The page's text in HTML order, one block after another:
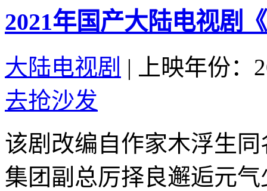
2021年国产大陆电视剧
大陆电视剧 |
上映年份：
去抢沙发
该剧改编自作家木浮生
集团副总厉择良邂逅元